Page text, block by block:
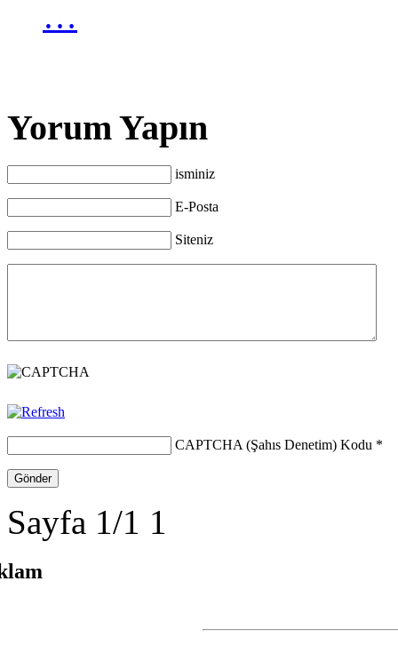
…
Yorum Yapın
isminiz
E-Posta
Siteniz
CAPTCHA (Şahıs Denetim) Kodu *
Sayfa 1/1 1